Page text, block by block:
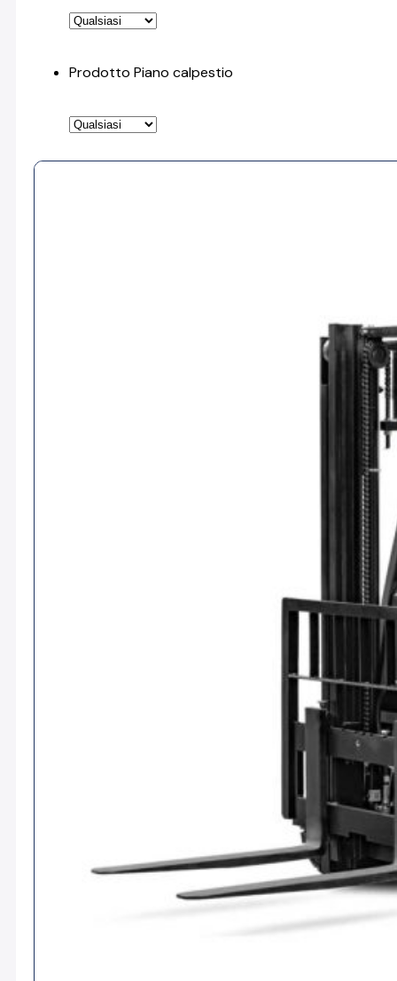
Prodotto Piano calpestio